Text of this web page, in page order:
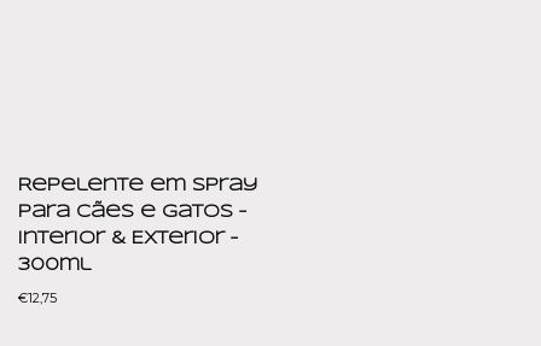
Repelente em Spray
Para Cães e Gatos –
Interior & Exterior –
300ml
€12,75